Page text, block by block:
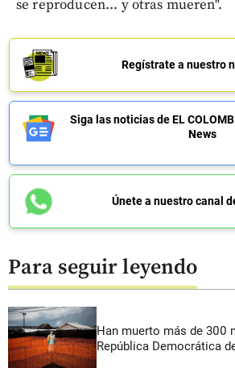
se reproducen... y otras mueren".
Regístrate a nuestro
Siga las noticias de EL
News
Únete a nuestro canal
Para seguir leyendo
Han muerto más de 300
República Democrática